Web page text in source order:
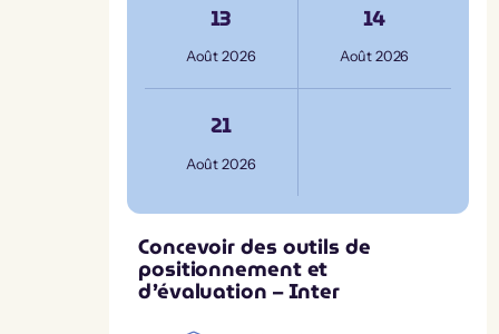
13
Août 2026
14
Août 2026
21
Août 2026
Concevoir des outils de
positionnement et
d’évaluation – Inter